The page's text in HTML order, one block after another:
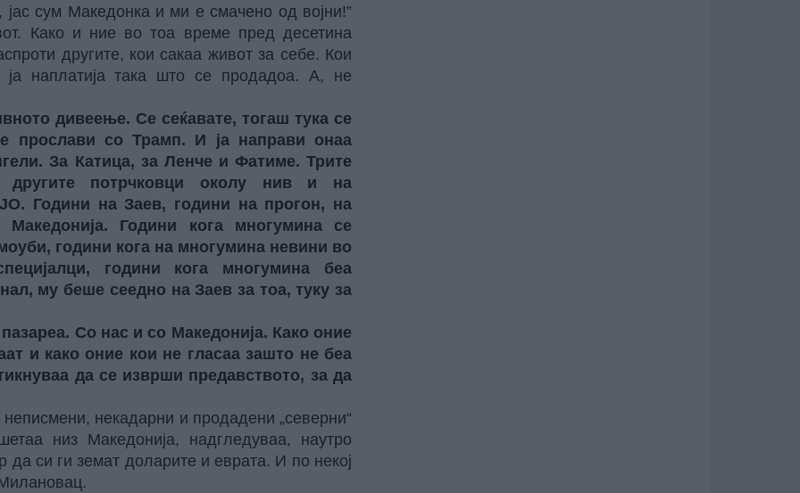
сум Македонка и ми е смачено од војни!”
Како и ние во тоа време пред десетина
другите, кои сакаа живот за себе. Кои
ја наплатија така што се продадоа. А, не
дивеење. Се сеќавате, тогаш тука се
прослави со Трамп. И ја направи онаа
За Катица, за Ленче и Фатиме. Трите
потрчковци околу нив и на
Години на Заев, години на прогон, на
Години кога многумина се
години кога на многумина невини во
години кога многумина беа
му беше сеедно на Заев за тоа, туку за
Со нас и со Македонија. Како оние
и како оние кои не гласаа зашто не беа
да се изврши предавството, за да
некадарни и продадени „северни“
низ Македонија, надгледуваа, наутро
си ги земат доларите и еврата. И по некој